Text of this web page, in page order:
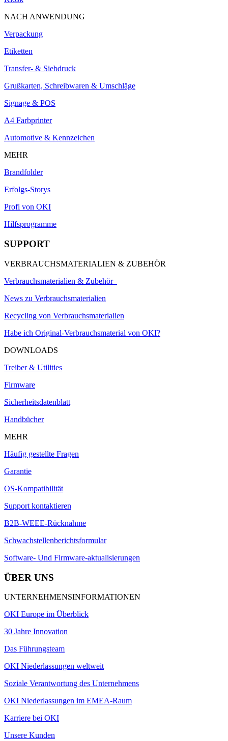
NACH ANWENDUNG
Verpackung
Etiketten
Transfer- & Siebdruck
Grußkarten, Schreibwaren & Umschläge
Signage & POS
A4 Farbprinter
Automotive & Kennzeichen
MEHR
Brandfolder
Erfolgs-Storys
Profi von OKI
Hilfsprogramme
SUPPORT
VERBRAUCHSMATERIALIEN & ZUBEHÖR
Verbrauchsmaterialien & Zubehör
News zu Verbrauchsmaterialien
Recycling von Verbrauchsmaterialien
Habe ich Original-Verbrauchsmaterial von OKI?
DOWNLOADS
Treiber & Utilities
Firmware
Sicherheitsdatenblatt
Handbücher
MEHR
Häufig gestellte Fragen
Garantie
OS-Kompatibilität
Support kontaktieren
B2B-WEEE-Rücknahme
Schwachstellenberichtsformular
Software- Und Firmware-aktualisierungen
ÜBER UNS
UNTERNEHMENSINFORMATIONEN
OKI Europe im Überblick
30 Jahre Innovation
Das Führungsteam
OKI Niederlassungen weltweit
Soziale Verantwortung des Unternehmens
OKI Niederlassungen im EMEA-Raum
Karriere bei OKI
Unsere Kunden